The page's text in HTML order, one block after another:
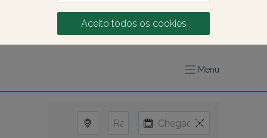
Aceito todos os cookies
Menu